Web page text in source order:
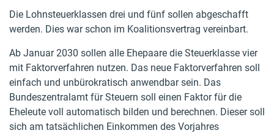
Die Lohnsteuerklassen drei und fünf sollen abgeschafft
werden. Dies war schon im Koalitionsvertrag vereinbart.
Ab Januar 2030 sollen alle Ehepaare die Steuerklasse vier
mit Faktorverfahren nutzen. Das neue Faktorverfahren soll
einfach und unbürokratisch anwendbar sein. Das
Bundeszentralamt für Steuern soll einen Faktor für die
Eheleute voll automatisch bilden und berechnen. Dieser soll
sich am tatsächlichen Einkommen des Vorjahres